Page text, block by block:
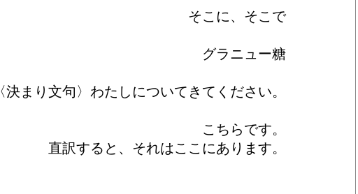
そこに、そこで
グラニュー糖
〈決まり文句〉わたしについてきてください。
こちらです。
直訳すると、それはここにあります。